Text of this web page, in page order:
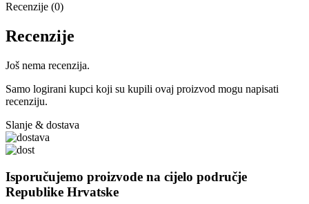
Recenzije (0)
Recenzije
Još nema recenzija.
Samo logirani kupci koji su kupili ovaj proizvod mogu napisati
recenziju.
Slanje & dostava
Isporučujemo proizvode na cijelo područje
Republike Hrvatske